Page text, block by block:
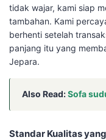
tidak wajar, kami siap
tambahan. Kami
berhenti setelah
panjang itu yang
Jepara.
Also Read:Sofa
Standar Kualitas